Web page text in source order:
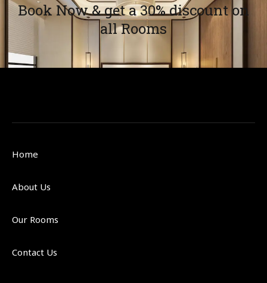
Book Now & get a 30% discount on
all Rooms
Home
About Us
Our Rooms
Contact Us